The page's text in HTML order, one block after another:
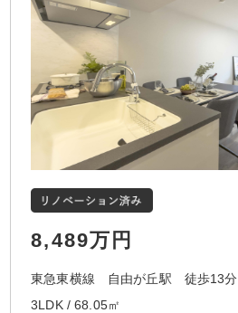
8,489万円
東急東横線 自由が丘駅 徒歩13分
3LDK / 68.05㎡